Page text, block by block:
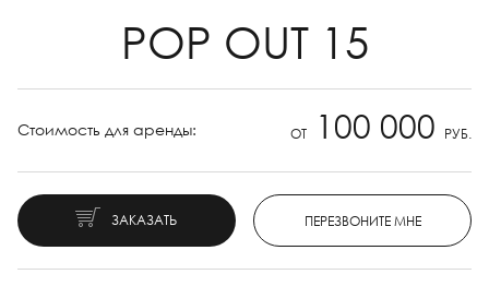
POP OUT 15
Стоимость для аренды: ОТ 100 000 РУБ.
ЗАКАЗАТЬ ПЕРЕЗВОНИТЕ МНЕ